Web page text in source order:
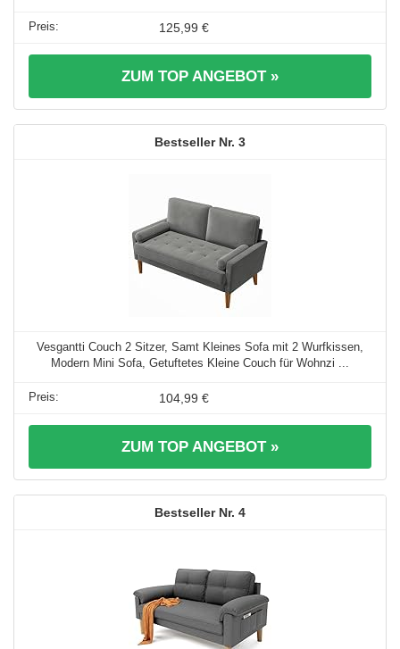
125,99 €
ZUM TOP ANGEBOT »
3
Vesgantti Couch 2 Sitzer, Samt Kleines Sofa mit 2 Wurfkissen,
Modern Mini Sofa, Getuftetes Kleine Couch für Wohnzi ...
104,99 €
ZUM TOP ANGEBOT »
4